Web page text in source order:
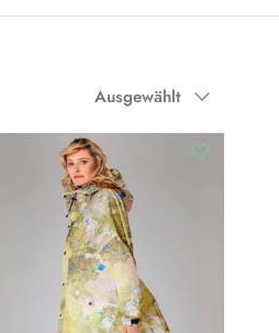
Sortieren nach
Ausgewählt